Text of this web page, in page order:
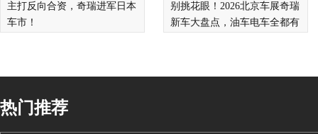
主打反向合资，奇瑞进军日本
车市！
别挑花眼！2026北京车展奇瑞
新车大盘点，油车电车全都有
热门推荐